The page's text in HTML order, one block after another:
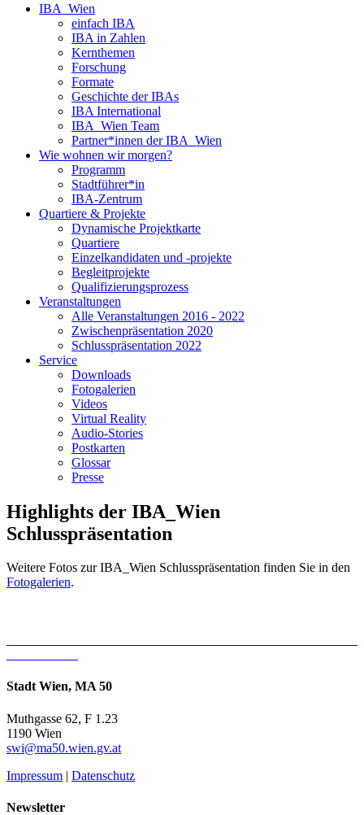
IBA_Wien
einfach IBA
IBA in Zahlen
Kernthemen
Forschung
Formate
Geschichte der IBAs
IBA International
IBA_Wien Team
Partner*innen der IBA_Wien
Wie wohnen wir morgen?
Programm
Stadtführer*in
IBA-Zentrum
Quartiere & Projekte
Dynamische Projektkarte
Quartiere
Einzelkandidaten und -projekte
Begleitprojekte
Qualifizierungsprozess
Veranstaltungen
Alle Veranstaltungen 2016 - 2022
Zwischenpräsentation 2020
Schlusspräsentation 2022
Service
Downloads
Fotogalerien
Videos
Virtual Reality
Audio-Stories
Postkarten
Glossar
Presse
Highlights der IBA_Wien
Schlusspräsentation
Weitere Fotos zur IBA_Wien Schlusspräsentation finden Sie in den
Fotogalerien.
Stadt Wien, MA 50
Muthgasse 62, F 1.23
1190 Wien
swi@ma50.wien.gv.at
Impressum | Datenschutz
Newsletter